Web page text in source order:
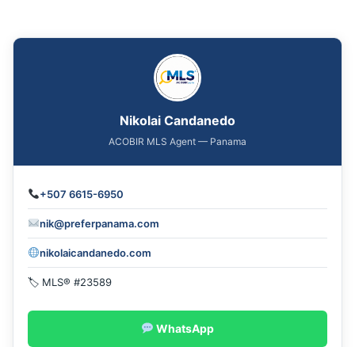
Nikolai Candanedo
ACOBIR MLS Agent — Panama
+507 6615-6950
nik@preferpanama.com
nikolaicandanedo.com
🏷 MLS® #23589
WhatsApp